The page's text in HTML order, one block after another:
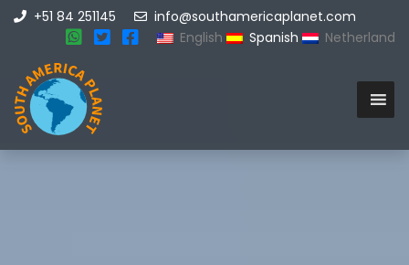
+51 84 251145
info@southamericaplanet.com
English
Spanish Netherland